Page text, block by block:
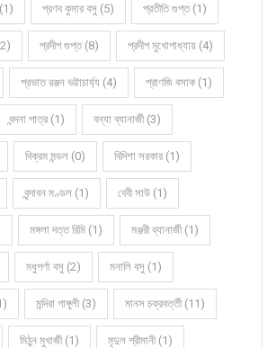
প্রণব কুমার বসু (5) প্রতীতি গুপ্ত (1)
প্রদীপ গুপ্ত (8) প্রদীপ মুখোপাধ্যায় (4)
প্রভাত রঞ্জন ভট্টাচার্য্য (4) প্রাণজি বসাক (1)
বন্দনা পাত্র (1) বন্যা ব্যানার্জী (3)
বিক্রম মন্ডল (0) বিদিশা সরকার (1)
বৃন্দাবন মণ্ডল (1) বেবী সাউ (1)
মঙ্গলা দত্ত রিমি (1) মঞ্জরী ব্যানার্জী (1)
মধুপর্ণা বসু (2) মনালি বসু (1)
মন্দিরা গাঙ্গুলী (3) মানস চক্রবর্ত্তী (11)
মিঠুন মুখার্জী (1) মৃদুল শ্রীমানী (1)